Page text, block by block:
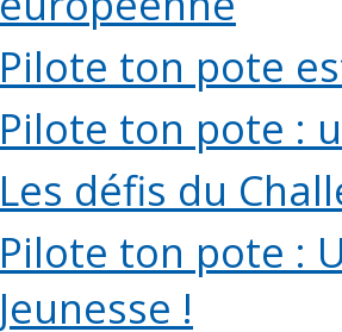
Pilote ton pote
Pilote ton pote :
Les défis du
Pilote ton pote :
Jeunesse !